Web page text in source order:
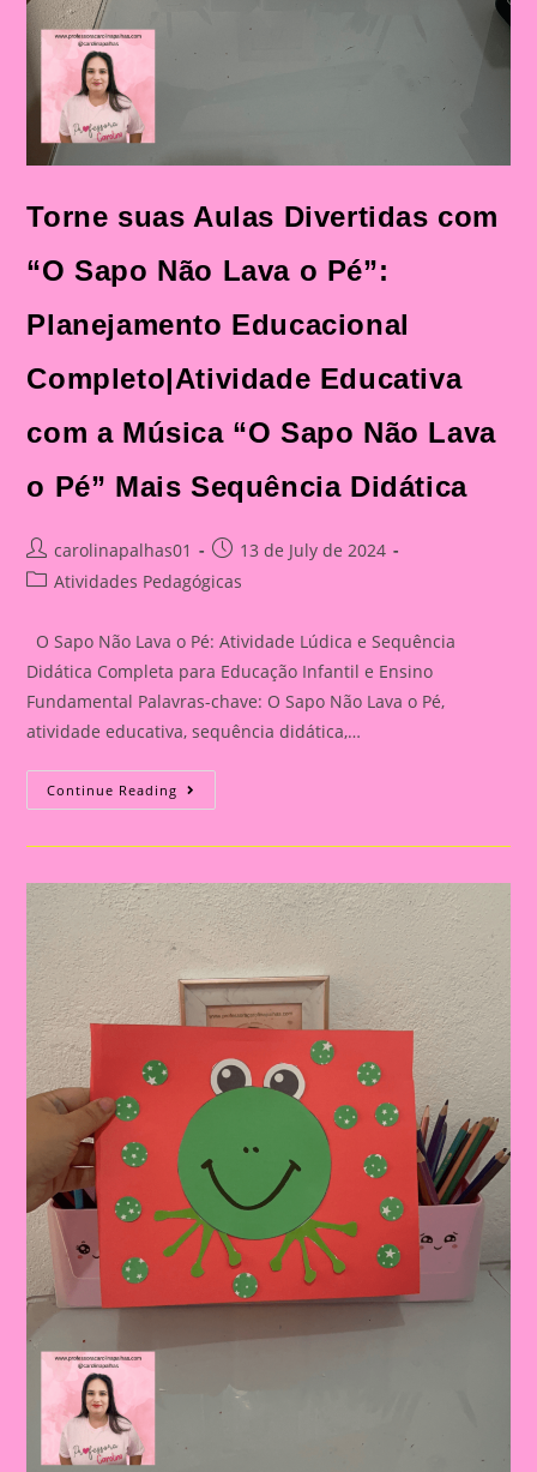
Torne suas Aulas Divertidas com
“O Sapo Não Lava o Pé”:
Planejamento Educacional
Completo|Atividade Educativa
com a Música “O Sapo Não Lava
o Pé” Mais Sequência Didática
Post
author:
carolinapalhas01
Post
published:
13 de July de 2024
PostAtividades Pedagógicas
O Sapo Não Lava o Pé: Atividade Lúdica e Sequência
Didática Completa para Educação Infantil e Ensino
Fundamental Palavras-chave: O Sapo Não Lava o Pé,
atividade educativa, sequência didática,…
Continue Reading Torne
Suas
Divertidas
Sapo
Não
Lava
O
Pé”:
Planejamento
Educacional
Completo|Atividade
Educativa
Música
Sapo
Não
Lava
O
Pé”
Mais
Sequência
Didática